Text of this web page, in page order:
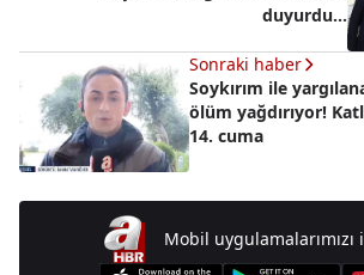
duyurdu...
Sonraki haber
Soykırım ile
ölüm yağdırıyor!
14. cuma
Mobil